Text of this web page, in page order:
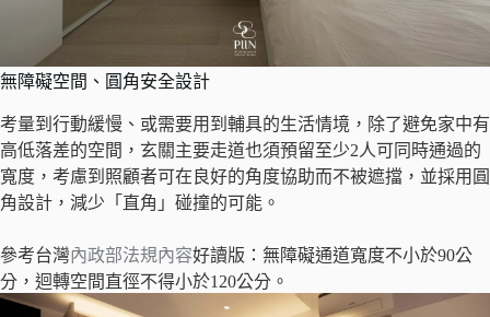
無障礙空間、圓角安全設計
考量到行動緩慢、或需要用到輔具的生活情境，除了避免家中有
高低落差的空間，玄關主要走道也須預留至少2人可同時通過的
寬度，考慮到照顧者可在良好的角度協助而不被遮擋，並採用圓
角設計，減少「直角」碰撞的可能。
參考台灣內政部法規內容好讀版：無障礙通道寬度不小於90公
分，迴轉空間直徑不得小於120公分。